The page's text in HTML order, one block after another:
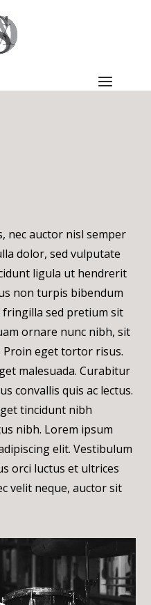
nec auctor nisl semper
dolor, sed vulputate
ligula ut hendrerit
non turpis bibendum
sed pretium sit
ornare nunc nibh, sit
eget tortor risus.
malesuada. Curabitur
convallis quis ac lectus.
tincidunt nibh
nibh. Lorem ipsum
elit. Vestibulum
orci luctus et ultrices
velit neque, auctor sit